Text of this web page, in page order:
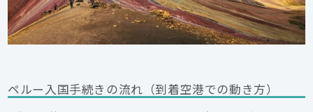
ペルー入国手続きの流れ（到着空港での動き方）